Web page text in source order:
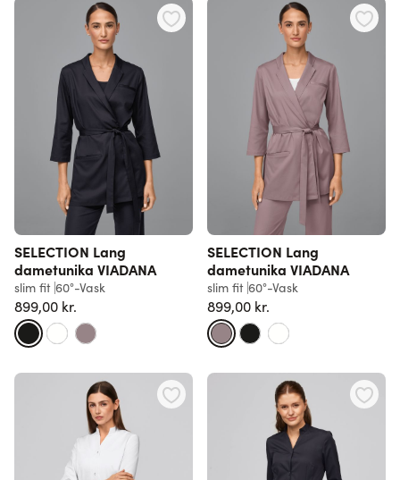
SELECTION Lang
dametunika VIADANA
slim fit 60°-Vask
899,00 kr.
SELECTION Lang
dametunika VIADANA
slim fit 60°-Vask
899,00 kr.